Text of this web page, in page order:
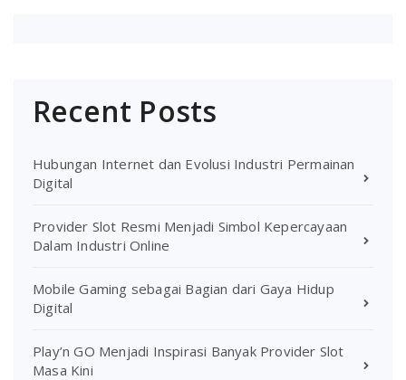
Recent Posts
Hubungan Internet dan Evolusi Industri Permainan
Digital
Provider Slot Resmi Menjadi Simbol Kepercayaan
Dalam Industri Online
Mobile Gaming sebagai Bagian dari Gaya Hidup
Digital
Play’n GO Menjadi Inspirasi Banyak Provider Slot
Masa Kini